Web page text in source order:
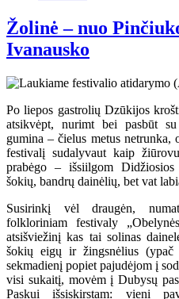
Žolinė – nuo
Ivanausko
Po liepos gastrolių Dzūkijos
atsikvėpt, nurimt bei pasbūt
gumina – čielus metus
festivalį sudalyvaut kaip
prabėgo – išsiilgom Didžiosios
šokių, bandrų dainėlių, bet vat
Susirinkį vėl draugėn,
folkloriniam festivaly
atsišviežinį kas tai solinas
šokių eigų ir žingsnėlius (ypač
sekmadienį popiet pajudėjom į
visi sukaitį, movėm į Dubysų
Paskui išsiskirstam: vieni